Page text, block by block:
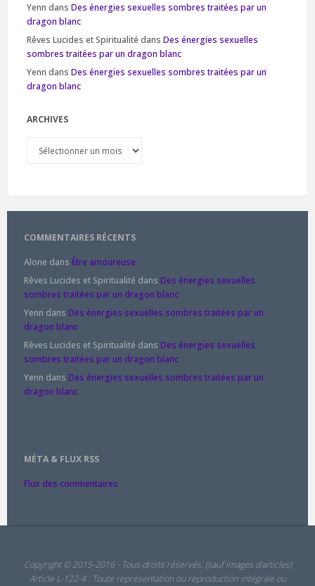
Yenn dans Des énergies sexuelles sombres traitées par un
dragon blanc
Rêves Lucides et Spiritualité dans Des énergies sexuelles
sombres traitées par un dragon blanc
Yenn dans Des énergies sexuelles sombres traitées par un
dragon blanc
ARCHIVES
COMMENTAIRES RÉCENTS
Alone dans Être amoureuse
Rêves Lucides et Spiritualité dans Des énergies sexuelles
sombres traitées par un dragon blanc
Yenn dans Des énergies sexuelles sombres traitées par un
dragon blanc
Rêves Lucides et Spiritualité dans Des énergies sexuelles
sombres traitées par un dragon blanc
Yenn dans Des énergies sexuelles sombres traitées par un
dragon blanc
MÉTA & FLUX RSS
Flux des commentaires
Copyright © 2015-2016 - Tous droits réservés. (sauf images d'articles)
Article L-122-4 : Toute représentation ou reproduction intégrale ou